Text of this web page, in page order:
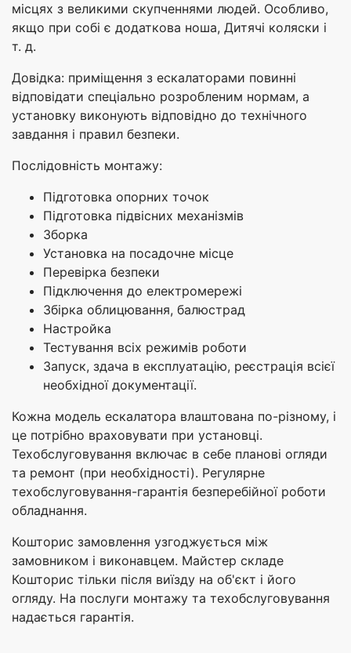
місцях з великими скупченнями людей. Особливо,
якщо при собі є додаткова ноша, Дитячі коляски і
т. д.
Довідка: приміщення з ескалаторами повинні
відповідати спеціально розробленим нормам, а
установку виконують відповідно до технічного
завдання і правил безпеки.
Послідовність монтажу:
Підготовка опорних точок
Підготовка підвісних механізмів
Зборка
Установка на посадочне місце
Перевірка безпеки
Підключення до електромережі
Збірка облицювання, балюстрад
Настройка
Тестування всіх режимів роботи
Запуск, здача в експлуатацію, реєстрація всієї
необхідної документації.
Кожна модель ескалатора влаштована по-різному, і
це потрібно враховувати при установці.
Техобслуговування включає в себе планові огляди
та ремонт (при необхідності). Регулярне
техобслуговування-гарантія безперебійної роботи
обладнання.
Кошторис замовлення узгоджується між
замовником і виконавцем. Майстер складе
Кошторис тільки після виїзду на об'єкт і його
огляду. На послуги монтажу та техобслуговування
надається гарантія.